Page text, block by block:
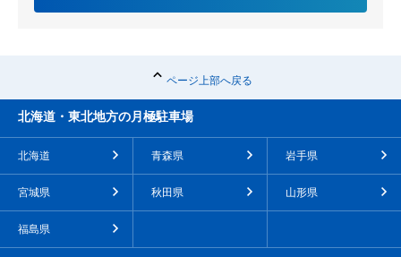
ページ上部へ戻る
北海道・東北地方の月極駐車場
北海道 青森県 岩手県
宮城県 秋田県 山形県
福島県